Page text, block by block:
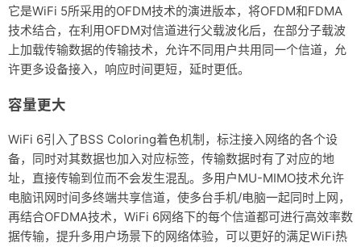
它是WiFi 5所采用的OFDM技术的演进版本，将OFDM和FDMA
技术结合，在利用OFDM对信道进行父载波化后，在部分子载波
上加载传输数据的传输技术，允许不同用户共用同一个信道，允
许更多设备接入，响应时间更短，延时更低。
容量更大
WiFi 6引入了BSS Coloring着色机制，标注接入网络的各个设
备，同时对其数据也加入对应标签，传输数据时有了对应的地
址，直接传输到位而不会发生混乱。多用户MU-MIMO技术允许
电脑讯网时间多终端共享信道，使多台手机/电脑一起同时上网，
再结合OFDMA技术，WiFi 6网络下的每个信道都可进行高效率数
据传输，提升多用户场景下的网络体验，可以更好的满足WiFi热